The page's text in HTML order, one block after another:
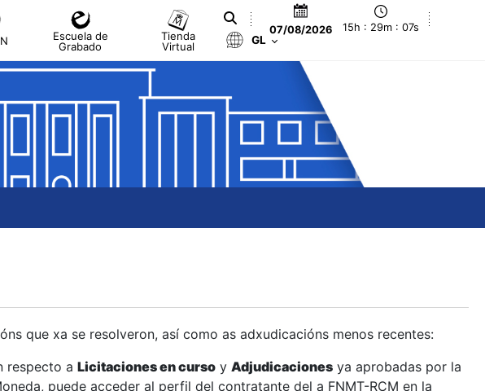
Escuela de
Grabado
Tienda
Virtual
07/08/2026 15h : 29m : 08s
GL
que xa se resolveron, así como as adxudicacións menos recentes:
respecto a Licitaciones en curso y Adjudicaciones ya aprobadas por la
puede acceder al perfil del contratante del a FNMT-RCM en la